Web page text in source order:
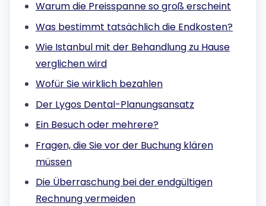
Warum die Preisspanne so groß erscheint
Was bestimmt tatsächlich die Endkosten?
Wie Istanbul mit der Behandlung zu Hause
verglichen wird
Wofür Sie wirklich bezahlen
Der Lygos Dental-Planungsansatz
Ein Besuch oder mehrere?
Fragen, die Sie vor der Buchung klären
müssen
Die Überraschung bei der endgültigen
Rechnung vermeiden